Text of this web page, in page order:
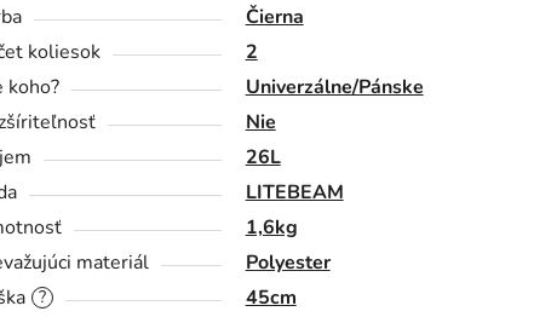
Čierna
koliesok
2
koho?
Univerzálne/Pánske
Nie
26L
LITEBEAM
1,6kg
materiál
Polyester
? 45cm